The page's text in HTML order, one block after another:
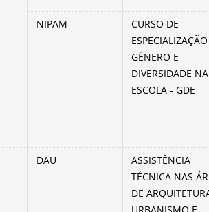
NIPAM
CURSO DE
GÊNERO E
DIVERSIDADE NA
ESCOLA - GDE
DAU
ASSISTÊNCIA
TÉCNICA NAS
DE